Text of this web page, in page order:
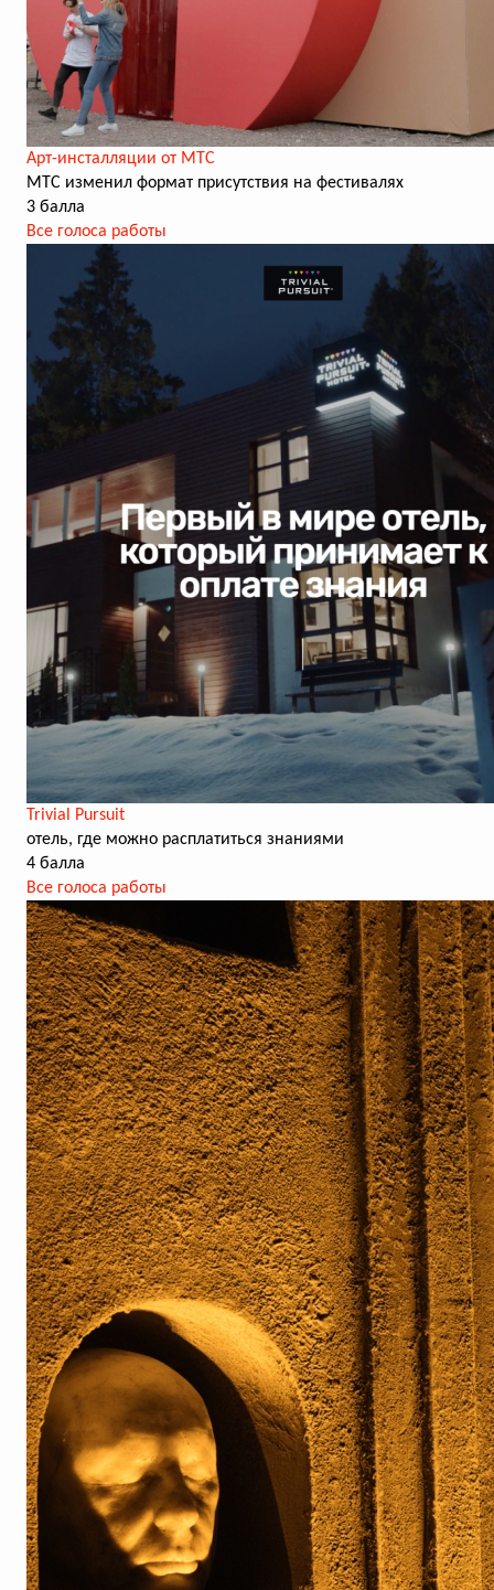
Арт-инсталляции от МТС
МТС изменил формат присутствия на фестивалях
3 балла
Все голоса работы
Trivial Pursuit
отель, где можно расплатиться знаниями
4 балла
Все голоса работы